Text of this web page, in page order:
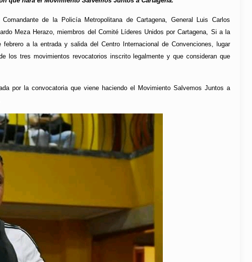
de la Policía Metropolitana de Cartagena, General Luis Carlos
Meza Herazo, miembros del Comité Líderes Unidos por Cartagena, Si a la
a la entrada y salida del Centro Internacional de Convenciones, lugar
los tres movimientos revocatorios inscrito legalmente y que consideran que
por la convocatoria que viene haciendo el Movimiento Salvemos Juntos a